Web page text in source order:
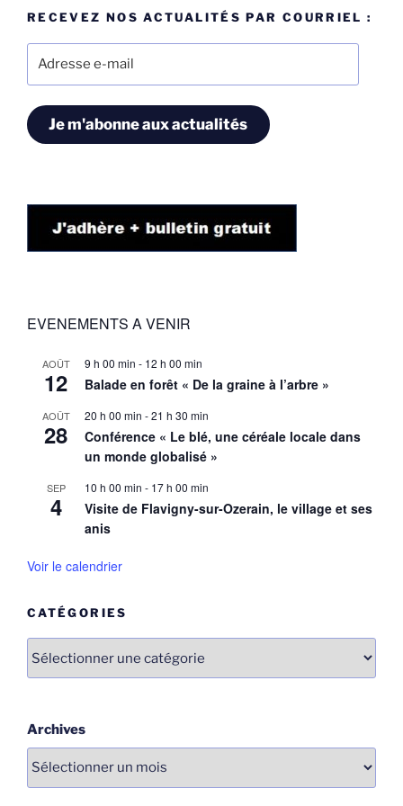
RECEVEZ NOS ACTUALITÉS PAR COURRIEL :
Je m'abonne aux actualités
EVENEMENTS A VENIR
AOÛT
12
9 h 00 min - 12 h 00 min
Balade en forêt « De la graine à l’arbre »
AOÛT
28
20 h 00 min -21 h 30 min
Conférence « Le blé, une céréale locale dans
un monde globalisé »
SEP
4
10 h 00 min - 17 h 00 min
Visite de Flavigny-sur-Ozerain, le village et ses
anis
Voir le calendrier
CATÉGORIES
Archives